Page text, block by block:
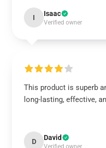
I Isaac
Verified owner
This product is superb
long-lasting, effective,
D David
Verified owner